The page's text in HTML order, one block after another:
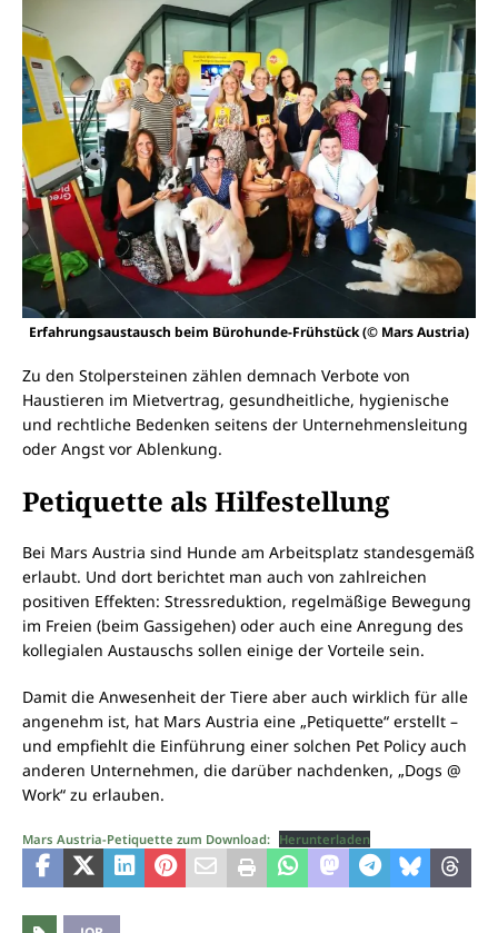
Erfahrungsaustausch beim Bürohunde-Frühstück (© Mars Austria)
Zu den Stolpersteinen zählen demnach Verbote von
Haustieren im Mietvertrag, gesundheitliche, hygienische
und rechtliche Bedenken seitens der Unternehmensleitung
oder Angst vor Ablenkung.
Petiquette als Hilfestellung
Bei Mars Austria sind Hunde am Arbeitsplatz standesgemäß
erlaubt. Und dort berichtet man auch von zahlreichen
positiven Effekten: Stressreduktion, regelmäßige Bewegung
im Freien (beim Gassigehen) oder auch eine Anregung des
kollegialen Austauschs sollen einige der Vorteile sein.
Damit die Anwesenheit der Tiere aber auch wirklich für alle
angenehm ist, hat Mars Austria eine „Petiquette“ erstellt –
und empfiehlt die Einführung einer solchen Pet Policy auch
anderen Unternehmen, die darüber nachdenken, „Dogs @
Work“ zu erlauben.
Mars Austria-Petiquette zum Download: Herunterladen